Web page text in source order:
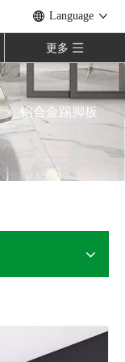
Language
更多
» 铝合金踢脚板